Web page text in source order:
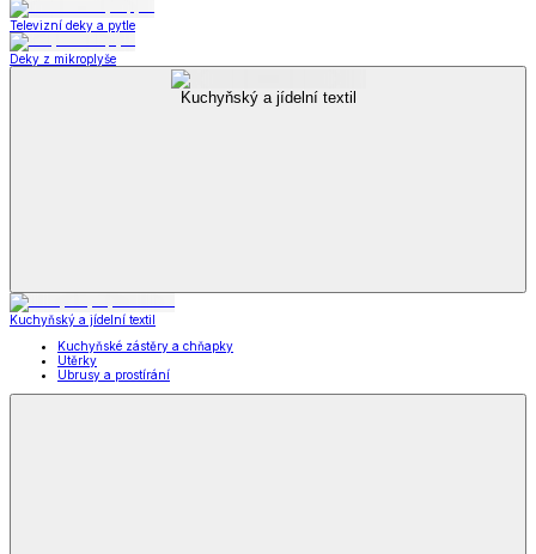
Televizní deky a pytle
Deky z mikroplyše
Kuchyňský a jídelní textil
Kuchyňský a jídelní textil
Kuchyňské zástěry a chňapky
Utěrky
Ubrusy a prostírání